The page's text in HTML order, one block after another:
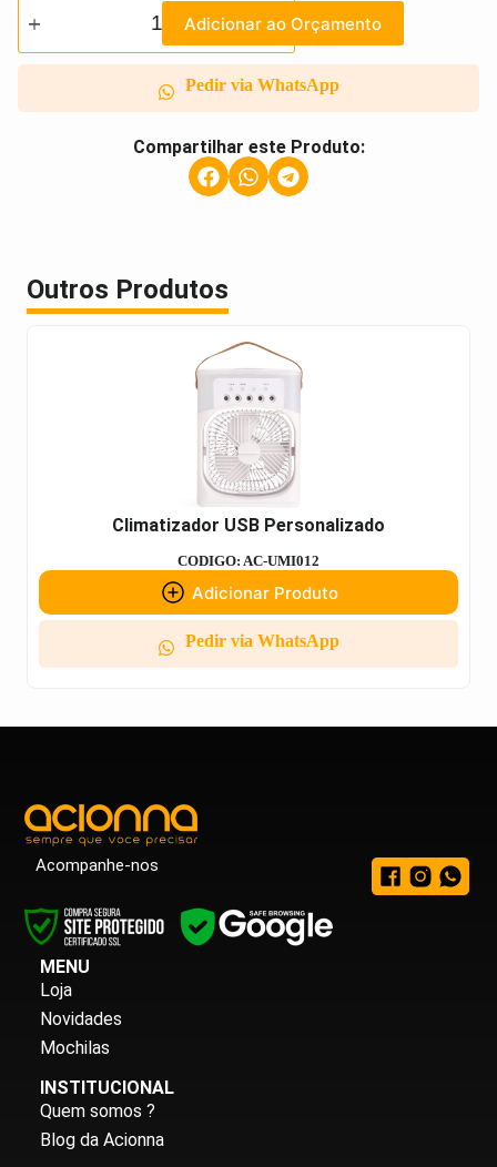
Adicionar ao Orçamento
Pedir via WhatsApp
Compartilhar este Produto:
Outros Produtos
Climatizador USB Personalizado
CODIGO: AC-UMI012
Adicionar Produto
Pedir via WhatsApp
Acompanhe-nos
MENU
Loja
Novidades
Mochilas
INSTITUCIONAL
Quem somos ?
Blog da Acionna